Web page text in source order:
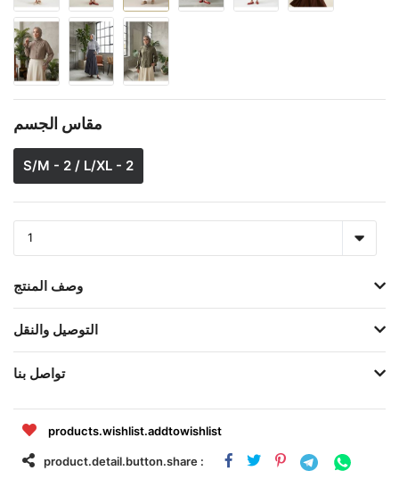
مقاس الجسم
S/M - 2 / L/XL - 2
وصف المنتج
التوصيل والنقل
تواصل بنا
products.wishlist.addtowishlist
product.detail.button.share :